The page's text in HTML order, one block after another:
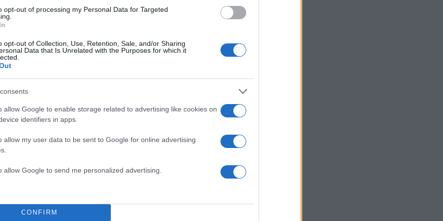
opt-out of processing my Personal Data for Targeted
opt-out of Collection, Use, Retention, Sale, and/or Sharing
Data that Is Unrelated with the Purposes for which it
allow Google to enable storage related to advertising like cookies on
identifiers in apps.
allow my user data to be sent to Google for online advertising
allow Google to send me personalized advertising.
CONFIRM
απόδοση είναι παραπλήσια, κάτι που δείχνει τη μεγάλη
ακινήτων προς πώληση στην Πετρούπολη και τη
που ανέβασε τις τιμές».
2019 με το 2025
εξηγώντας και ένα ακόμη στοιχείο που έχει
μόνο τα στοιχεία του 2025, θα βλέπαμε απλώς το
περιοχής σήμερα. Ωστόσο, έχει μεγάλη αξία για τους
την πορεία της αγοράς από το 2019, την
από την πανδημία, μέχρι σήμερα. Με αυτή τη ματιά
περιοχές που κινήθηκαν ταχύτερα από άλλες: σε
ενοικίων αυξήθηκαν σχεδόν παράλληλα με τις τιμές